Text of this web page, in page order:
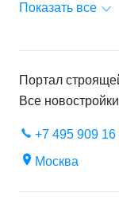
Показать все
Портал
Все новостройки
+7 495 909 16
Москва